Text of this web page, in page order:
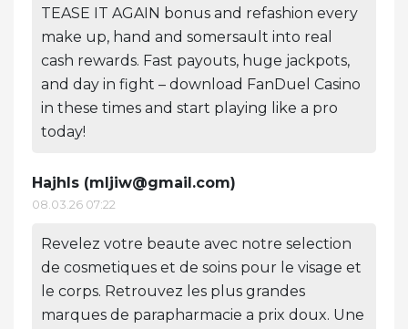
TEASE IT AGAIN bonus and refashion every
make up, hand and somersault into real
cash rewards. Fast payouts, huge jackpots,
and day in fight – download FanDuel Casino
in these times and start playing like a pro
today!
Hajhls (mljiw@gmail.com)
08.03.26 07:22
Revelez votre beaute avec notre selection
de cosmetiques et de soins pour le visage et
le corps. Retrouvez les plus grandes
marques de parapharmacie a prix doux. Une